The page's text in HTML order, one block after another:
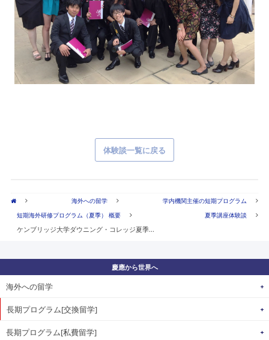
体験談一覧に戻る
海外への留学
学内機関主催の短期プログラム
短期海外研修プログラム（夏季） 概要
夏季講座体験談
ケンブリッジ大学ダウニング・コレッジ夏季...
慶應から世界へ
海外への留学
長期プログラム[交換留学]
長期プログラム[私費留学]